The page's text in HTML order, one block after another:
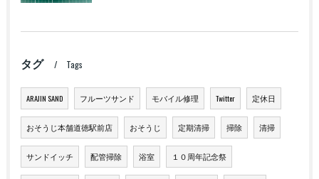
タグ Tags
ARAJIN SAND フルーツサンド モバイル修理 Twitter 定休日
おそうじ本舗道徳駅前店 おそうじ 定期清掃 掃除 清掃
サンドイッチ 配管掃除 浴室 １０周年記念祭